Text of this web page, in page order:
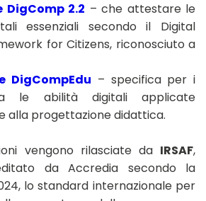
2.2 – che attestare le
essenziali secondo il Digital
for Citizens, riconosciuto a
DigCompEdu – specifica per i
le abilità digitali applicate
alla progettazione didattica.
vengono rilasciate da IRSAF,
da Accredia secondo la
lo standard internazionale per